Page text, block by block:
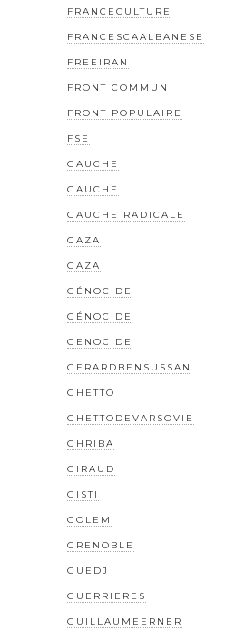
FRANCECULTURE
FRANCESCAALBANESE
FREEIRAN
FRONT COMMUN
FRONT POPULAIRE
FSE
GAUCHE
GAUCHE
GAUCHE RADICALE
GAZA
GAZA
GÉNOCIDE
GÉNOCIDE
GENOCIDE
GERARDBENSUSSAN
GHETTO
GHETTODEVARSOVIE
GHRIBA
GIRAUD
GISTI
GOLEM
GRENOBLE
GUEDJ
GUERRIERES
GUILLAUMEERNER